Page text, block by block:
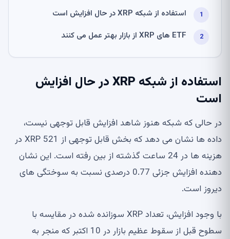
استفاده از شبکه XRP در حال افزایش است
ETF های XRP از بازار بهتر عمل می کنند
استفاده از شبکه XRP در حال افزایش
است
در حالی که شبکه هنوز شاهد افزایش قابل توجهی نیست،
داده ها نشان می دهد که بخش قابل توجهی از 521 XRP در
هزینه ها در 24 ساعت گذشته از بین رفته است. این نشان
دهنده افزایش جزئی 0.77 درصدی نسبت به سوختگی های
دیروز است.
با وجود افزایش، تعداد XRP سوزانده شده در مقایسه با
سطوح قبل از سقوط عظیم بازار در 10 اکتبر که منجر به